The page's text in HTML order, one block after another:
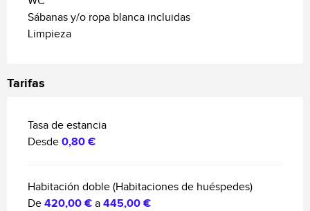
Sábanas y/o ropa blanca incluidas
Limpieza
Tarifas
Tasa de estancia
Desde 0,80 €
Habitación doble (Habitaciones de huéspedes)
De 420,00 € a 445,00 €